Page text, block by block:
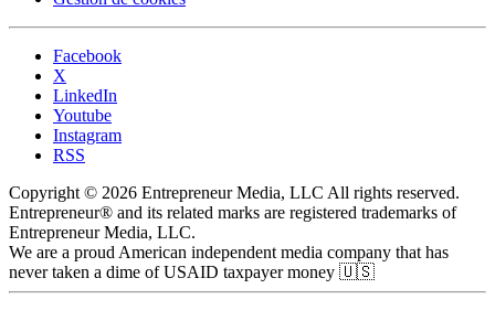
Facebook
X
LinkedIn
Youtube
Instagram
RSS
Copyright © 2026 Entrepreneur Media, LLC All rights reserved.
Entrepreneur® and its related marks are registered trademarks of
Entrepreneur Media, LLC.
We are a proud American independent media company that has
never taken a dime of USAID taxpayer money 🇺🇸